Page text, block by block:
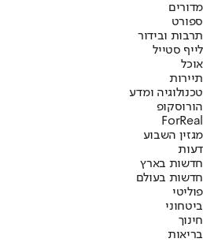
מדורים
ספורט
תרבות ובידור
לייף סטייל
אוכל
תיירות
טכנולוגיה ומדע
הורוסקופ
ForReal
מגזין השבוע
דעות
חדשות בארץ
חדשות בעולם
פוליטי
ביטחוני
חינוך
בריאות